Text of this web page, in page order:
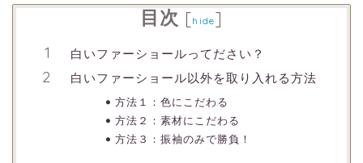
目次 [hide]
白いファーショールってださい？
白いファーショール以外を取り入れる方法
方法１：色にこだわる
方法２：素材にこだわる
方法３：振袖のみで勝負！